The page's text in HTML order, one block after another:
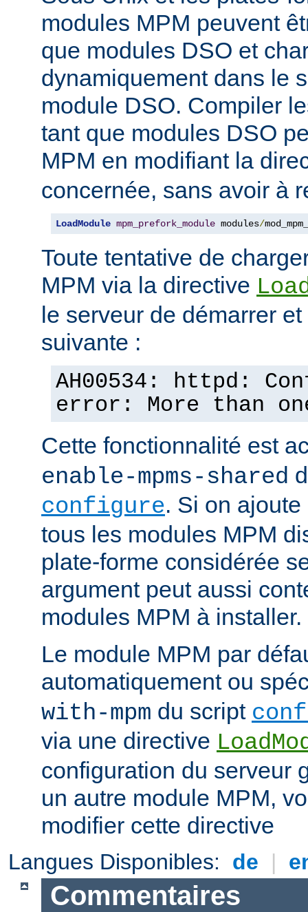
modules MPM peuvent
que modules DSO et
dynamiquement dans le
module DSO. Compiler
tant que modules DSO
MPM en modifiant la
concernée, sans avoir à
LoadModule mpm_prefork_module modules/
Toute tentative de
MPM via la directive
le serveur de démarrer
suivante :
AH00534: httpd:
error: More than
Cette fonctionnalité est
enable-mpms-shared
configure. Si on
tous les modules MPM
plate-forme considérée
argument peut aussi
modules MPM à installer.
Le module MPM par
automatiquement ou
with-mpm du script
via une directive
configuration du serveur
un autre module MPM,
modifier cette directive
Langues Disponibles: de |
Commentaires